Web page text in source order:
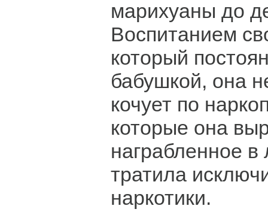
марихуаны до
Воспитанием
который
бабушкой, она
кочует по
которые она
награбленное
тратила
наркотики.